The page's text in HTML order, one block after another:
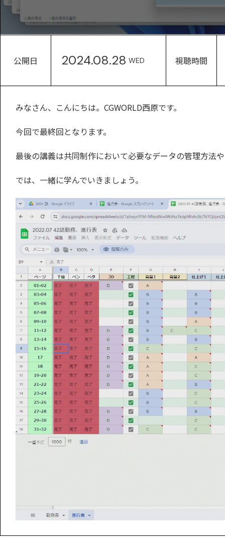
公開日 2024.08.28 WED 視聴時間
みなさん、こんにちは。CGWORLD西原です。
今回で最終回となります。
最後の講義は共同制作において必要なデータの管理方法
では、一緒に学んでいきましょう。